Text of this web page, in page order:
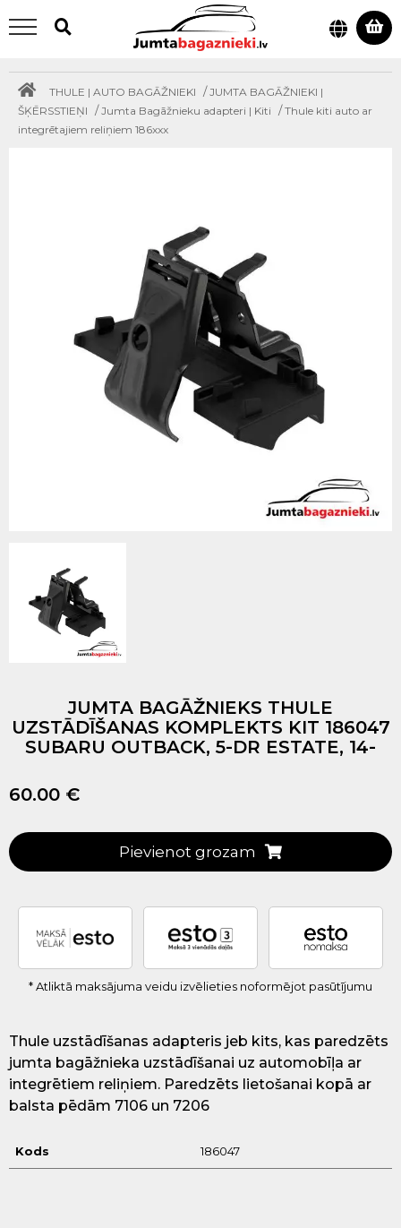
THULE | AUTO BAGĀŽNIEKI /JUMTA BAGĀŽNIEKI |
ŠĶĒRSSTIEŅI /Jumta Bagāžnieku adapteri | Kiti /Thule kiti auto ar
integrētajiem reliņiem 186xxx
JUMTA BAGĀŽNIEKS THULE
UZSTĀDĪŠANAS KOMPLEKTS KIT 186047
SUBARU OUTBACK, 5-DR ESTATE, 14-
60.00 €
Pievienot grozam
* Atliktā maksājuma veidu izvēlieties noformējot pasūtījumu
Thule uzstādīšanas adapteris jeb kits, kas paredzēts
jumta bagāžnieka uzstādīšanai uz automobīļa ar
integrētiem reliņiem. Paredzēts lietošanai kopā ar
balsta pēdām 7106 un 7206
Kods 186047